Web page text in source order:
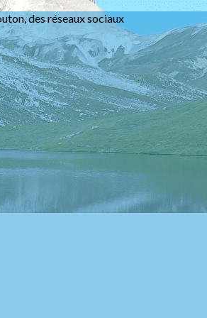
des réseaux sociaux